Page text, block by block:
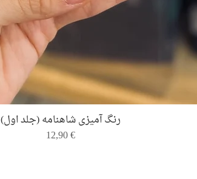
Quick View
رنگ ‌آمیزی شاهنامه (جلد اول)
Price
12,90 €